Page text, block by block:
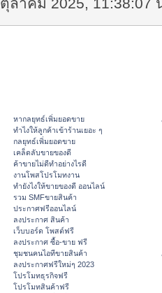
ตุลาคม 2025, 11:38:07
หากลยุทธ์เพิ่มยอดขาย
ทําไงให้ลูกค้าเข้าร้านเยอะ ๆ
กลยุทธ์เพิ่มยอดขาย
เคล็ดลับขายของดี
ค้าขายไม่ดีทำอย่างไรดี
งานโพสโปรโมทงาน
ทํายังไงให้ขายของดี ออนไลน์
รวม SMFขายสินค้า
ประกาศฟรีออนไลน์
ลงประกาศ สินค้า
เว็บบอร์ด โพสต์ฟรี
ลงประกาศ ซื้อ-ขาย ฟรี
ชุมชนคนไอทีขายสินค้า
ลงประกาศฟรีใหม่ๆ 2023
โปรโมทธุรกิจฟรี
โปรโมทสินค้าฟรี